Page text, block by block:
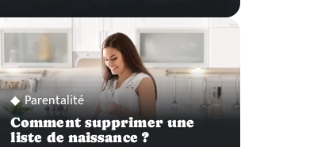
Parentalité
Comment supprimer une
liste de naissance ?